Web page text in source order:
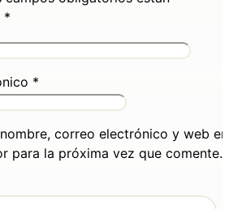
*
*
correo electrónico y web en
para la próxima vez que comente.